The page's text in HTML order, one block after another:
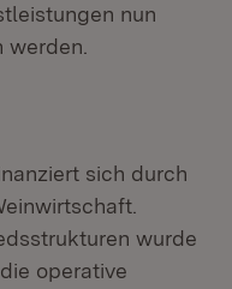
nun
sich durch
wurde
operative